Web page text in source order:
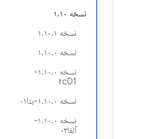
نسخه ۱.۱۰
نسخه ۱.۱۰.۱
نسخه ۱.۱۰.۰
نسخه ۱.۱۰.۰-
rc01
نسخه ۱.۱۰.۰-بتا۰۱
نسخه ۱.۱۰.۰-
آلفا۰۳